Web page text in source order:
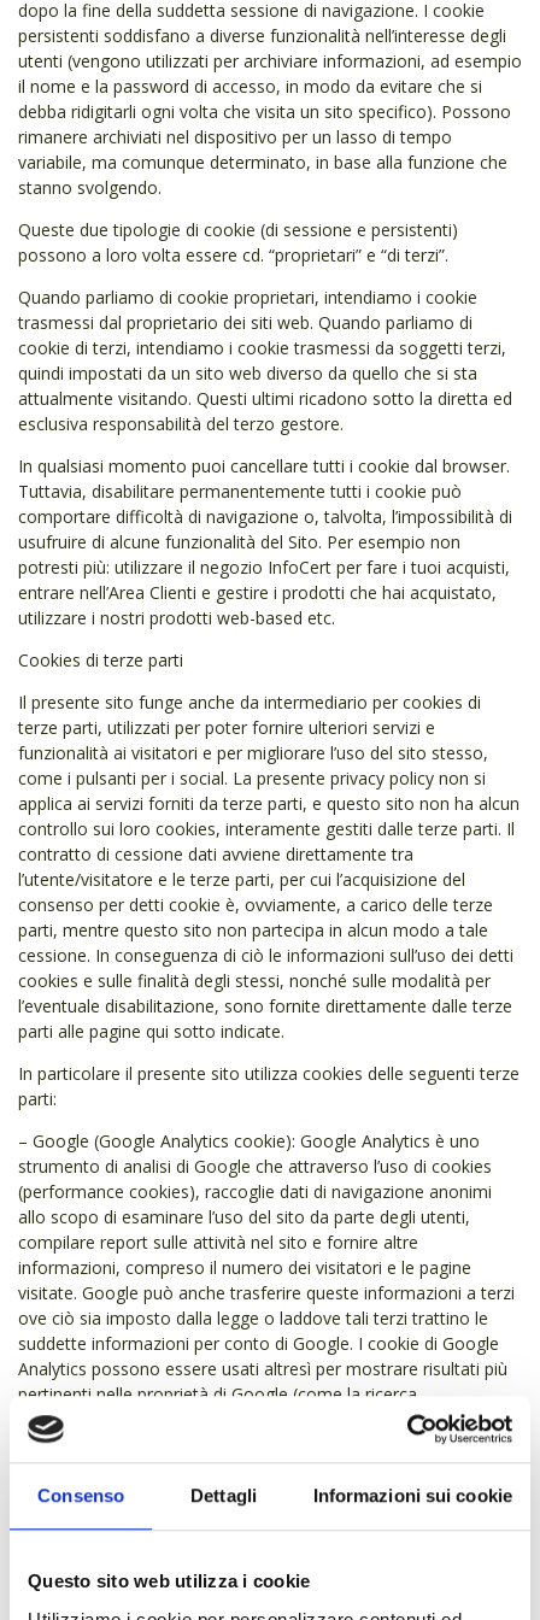
Consenso Dettagli Informazioni sui cookie
Questo sito web utilizza i cookie
dopo la fine della suddetta sessione di navigazione. I cookie
persistenti soddisfano a diverse funzionalità nell’interesse degli
utenti (vengono utilizzati per archiviare informazioni, ad esempio
il nome e la password di accesso, in modo da evitare che si
debba ridigitarli ogni volta che visita un sito specifico). Possono
rimanere archiviati nel dispositivo per un lasso di tempo
variabile, ma comunque determinato, in base alla funzione che
stanno svolgendo.
Queste due tipologie di cookie (di sessione e persistenti)
possono a loro volta essere cd. “proprietari” e “di terzi”.
Quando parliamo di cookie proprietari, intendiamo i cookie
trasmessi dal proprietario dei siti web. Quando parliamo di
cookie di terzi, intendiamo i cookie trasmessi da soggetti terzi,
quindi impostati da un sito web diverso da quello che si sta
attualmente visitando. Questi ultimi ricadono sotto la diretta ed
esclusiva responsabilità del terzo gestore.
In qualsiasi momento puoi cancellare tutti i cookie dal browser.
Tuttavia, disabilitare permanentemente tutti i cookie può
comportare difficoltà di navigazione o, talvolta, l’impossibilità di
usufruire di alcune funzionalità del Sito. Per esempio non
potresti più: utilizzare il negozio InfoCert per fare i tuoi acquisti,
entrare nell’Area Clienti e gestire i prodotti che hai acquistato,
utilizzare i nostri prodotti web-based etc.
Cookies di terze parti
Il presente sito funge anche da intermediario per cookies di
terze parti, utilizzati per poter fornire ulteriori servizi e
funzionalità ai visitatori e per migliorare l’uso del sito stesso,
come i pulsanti per i social. La presente privacy policy non si
applica ai servizi forniti da terze parti, e questo sito non ha alcun
controllo sui loro cookies, interamente gestiti dalle terze parti. Il
contratto di cessione dati avviene direttamente tra
l’utente/visitatore e le terze parti, per cui l’acquisizione del
consenso per detti cookie è, ovviamente, a carico delle terze
parti, mentre questo sito non partecipa in alcun modo a tale
cessione. In conseguenza di ciò le informazioni sull’uso dei detti
cookies e sulle finalità degli stessi, nonché sulle modalità per
l’eventuale disabilitazione, sono fornite direttamente dalle terze
parti alle pagine qui sotto indicate.
In particolare il presente sito utilizza cookies delle seguenti terze
parti:
– Google (Google Analytics cookie): Google Analytics è uno
strumento di analisi di Google che attraverso l’uso di cookies
(performance cookies), raccoglie dati di navigazione anonimi
allo scopo di esaminare l’uso del sito da parte degli utenti,
compilare report sulle attività nel sito e fornire altre
informazioni, compreso il numero dei visitatori e le pagine
visitate. Google può anche trasferire queste informazioni a terzi
ove ciò sia imposto dalla legge o laddove tali terzi trattino le
suddette informazioni per conto di Google. I cookie di Google
Analytics possono essere usati altresì per mostrare risultati più
pertinenti nelle proprietà di Google (come la ricerca
Google).Google non assocerà l’indirizzo Ip a nessun altro dato
posseduto da Google. I dati trasmessi a Google sono depositati
presso i server di Google negli Stati Uniti.
– Google (Youtube cookie). Youtube è una piattaforma di
proprietà di Google, per la condivisione di video, che utilizza
di navigazione.
Per ulteriori informazioni sull’uso dei dati e sul loro trattamento